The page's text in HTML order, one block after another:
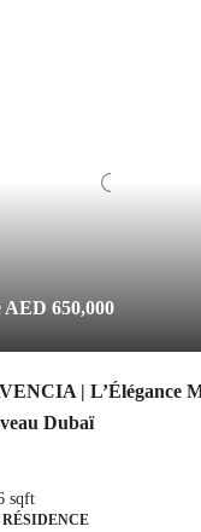
AED 650,000
| L’Élégance
Dubaï
sqft